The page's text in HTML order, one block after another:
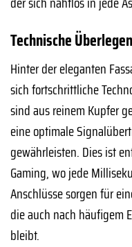
Technische
Hinter der eleganten
sich fortschrittliche
sind aus reinem Kupfer
eine optimale
gewährleisten. Dies ist
Gaming, wo jede
Anschlüsse sorgen für
die auch nach häufigem
bleibt.